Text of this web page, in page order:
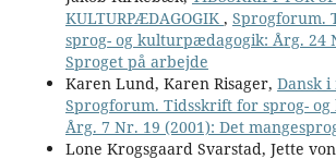
KULTURPÆDAGOGIK , Sprogforum.
sprog- og kulturpædagogik: Årg. 24
Sproget på arbejde
Karen Lund, Karen Risager, Dansk
Sprogforum. Tidsskrift for sprog-
Årg. 7 Nr. 19 (2001): Det
Lone Krogsgaard Svarstad, Jette